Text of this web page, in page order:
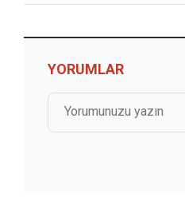
YORUMLAR